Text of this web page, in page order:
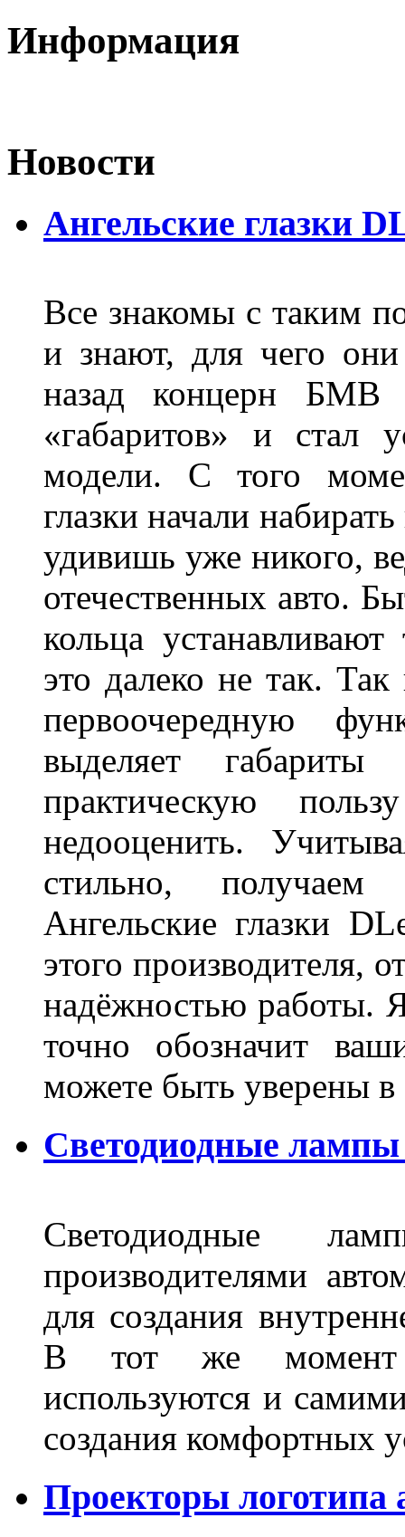
Информация
Новости
Ангельские глазки
Все знакомы с таким
и знают, для чего
назад концерн БМВ
«габаритов» и стал
модели. С того
глазки начали
удивишь уже никого,
отечественных авто.
кольца
это далеко не так. Так
первоочередную
выделяет
практическую
недооценить.
стильно,
Ангельские глазки
этого производителя,
надёжностью работы.
точно обозначит
можете быть уверены
Светодиодные
Светодиодные
производителями
для создания
В тот же момент
используются и
создания комфортных
Проекторы логотипа